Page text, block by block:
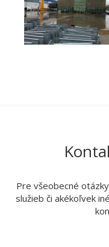
Pre všeobecné
služieb či akékoľvek